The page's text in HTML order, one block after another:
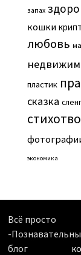
запах
кошки
любовь
пластик
сказка сленг
экономика
Всё просто
-
блог